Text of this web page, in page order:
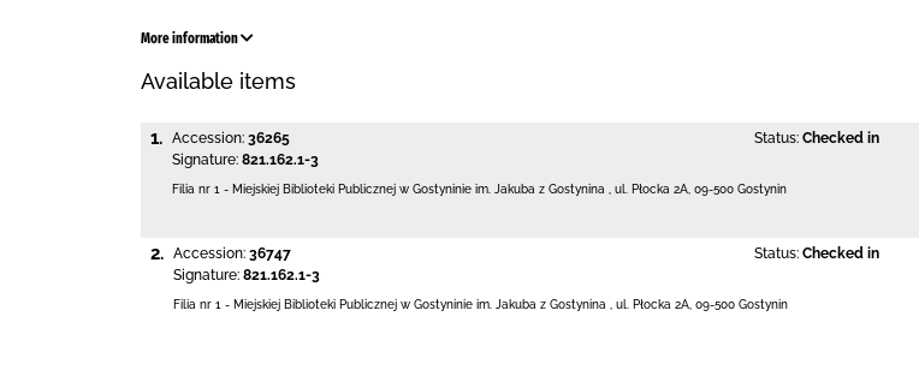
More information
Available items
1. Accession: 36265
Signature: 821.162.1-3
Status: Checked in
Filia nr 1 - Miejskiej Biblioteki Publicznej w Gostyninie im. Jakuba z Gostynina ul. Płocka 2A 09-500 Gostynin
2. Accession: 36747
Signature: 821.162.1-3
Status: Checked in
Filia nr 1 - Miejskiej Biblioteki Publicznej w Gostyninie im. Jakuba z Gostynina ul. Płocka 2A 09-500 Gostynin